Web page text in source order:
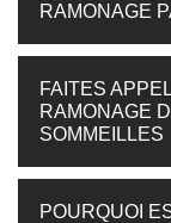
RAMONAGE
FAITES
RAMONAGE
SOMMEILLES
POURQUOI